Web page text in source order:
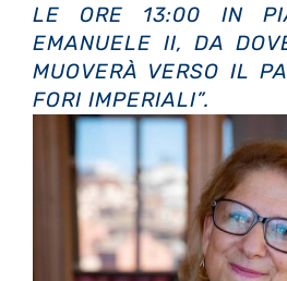
LE ORE 13:00 IN
EMANUELE II, DA
MUOVERÀ VERSO IL
FORI IMPERIALI”.